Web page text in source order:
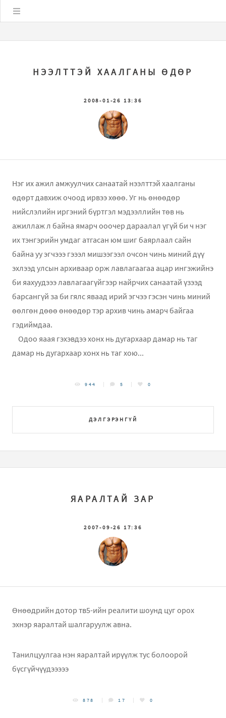
НЭЭЛТТЭЙ ХААЛГАНЫ ӨДӨР
2008-01-26 13:36
Нэг их ажил амжуулчих санаатай нээлттэй хаалганы
өдөрт давхиж очоод ирвээ хөөө. Уг нь өнөөдөр
нийслэлийн иргэний бүртгэл мэдээллийн төв нь
ажиллаж л байна ямарч ооочер дараалал үгүй би ч нэг
их тэнгэрийн умдаг атгасан юм шиг баярлаал сайн
байна уу эгчэээ гэээл мишээгээл очсон чинь миний дүү
эхлээд улсын архиваар орж лавлагаагаа ацар ингэжийнэ
би яахуудэээ лавлагаагүйгээр найрчих санаатай үзээд
барсангүй за би гялс яваад ирий эгчээ гэсэн чинь миний
өөлгөн дөөө өнөөдөр тэр архив чинь амарч байгаа
гэдиймдаа.
Одоо яаая гэхэвдээ хонх нь дугархаар дамар нь таг
дамар нь дугархаар хонх нь таг хою...
ДЭЛГЭРЭНГҮЙ
944 5 0
ЯАРАЛТАЙ ЗАР
2007-09-26 17:36
Өнөөдрийн дотор тв5-ийн реалити шоунд цуг орох
эхнэр яаралтай шалгаруулж авна.
Танилцуулгаа нэн яаралтай ирүүлж тус болоорой
бүсгүйчүүдэээээ
878 17 0